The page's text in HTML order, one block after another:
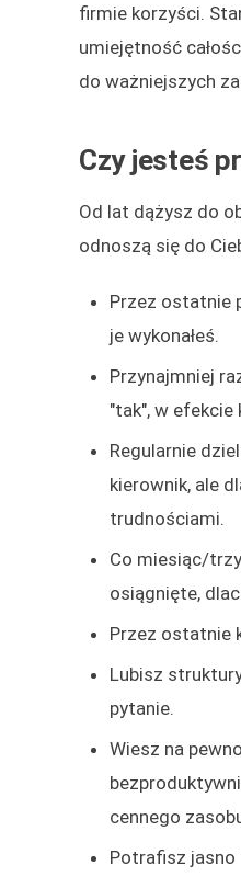
firmie korzyści.
umiejętność
do ważniejszych
Czy jesteś
Od lat dążysz do
odnoszą się do
Przez ostatnie
je wykonałeś.
Przynajmniej
"tak", w
Regularnie
kierownik, ale
trudnościami.
Co miesiąc/
osiągnięte,
Przez ostatnie
Lubisz
pytanie.
Wiesz na
cennego
Potrafisz jasno